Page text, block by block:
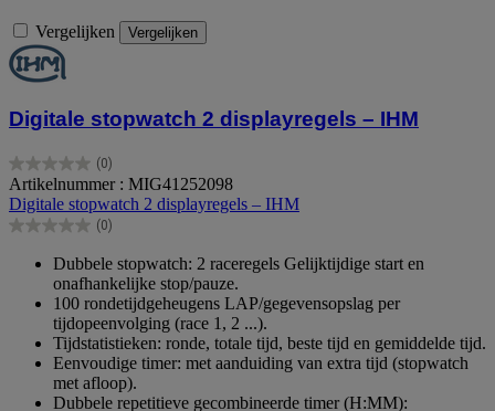
Vergelijken Vergelijken
Digitale stopwatch 2 displayregels – IHM
(0)
0.0
van
de
5
Artikelnummer : MIG41252098
Digitale stopwatch 2 displayregels – IHM
(0)
0.0
sterren.
Dubbele stopwatch: 2 raceregels Gelijktijdige start en
onafhankelijke stop/pauze.
100 rondetijdgeheugens LAP/gegevensopslag per
tijdopeenvolging (race 1, 2 ...).
Tijdstatistieken: ronde, totale tijd, beste tijd en gemiddelde tijd.
Eenvoudige timer: met aanduiding van extra tijd (stopwatch
met afloop).
Dubbele repetitieve gecombineerde timer (H:MM):